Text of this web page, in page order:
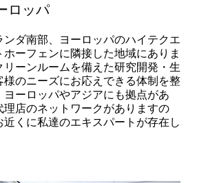
ロッパ
ダ南部、ヨーロッパのハイテクエ
ーフェンに隣接した地域にありま
ーンルームを備えた研究開発・生
様のニーズにお応えできる体制を整
ヨーロッパやアジアにも拠点があ
理店のネットワークがありますの
くに私達のエキスパートが存在し